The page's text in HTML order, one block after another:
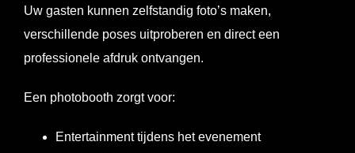
Uw gasten kunnen zelfstandig foto’s maken,
verschillende poses uitproberen en direct een
professionele afdruk ontvangen.
Een photobooth zorgt voor:
Entertainment tijdens het evenement